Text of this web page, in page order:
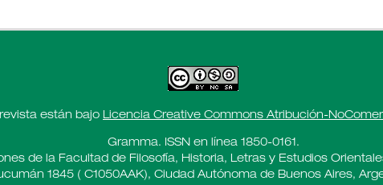
están bajo Licencia Creative Commons Atribución-
Gramma. ISSN en línea 1850-0161.
de la Facultad de Filosofía, Historia, Letras y Estudios
1845 ( C1050AAK), Ciudad Autónoma de Buenos Aires,